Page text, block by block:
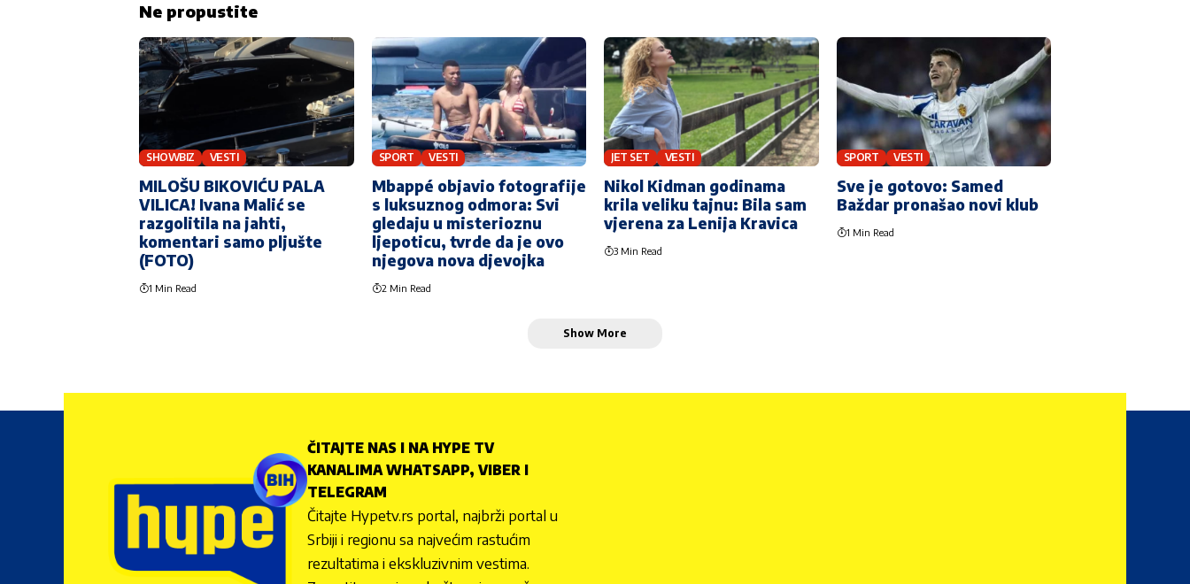
Ne propustite
SHOWBIZ VESTI
MILOŠU BIKOVIĆU PALA
VILICA! Ivana Malić se
razgolitila na jahti,
komentari samo pljušte
(FOTO)
1 Min Read
SPORT VESTI
Mbappé objavio fotografije
s luksuznog odmora: Svi
gledaju u misterioznu
ljepoticu, tvrde da je ovo
njegova nova djevojka
2 Min Read
JET SET VESTI
Nikol Kidman godinama
krila veliku tajnu: Bila sam
vjerena za Lenija Kravica
3 Min Read
SPORT VESTI
Sve je gotovo: Samed
Baždar pronašao novi klub
1 Min Read
Show More
ČITAJTE NAS I NA HYPE TV
KANALIMA WHATSAPP, VIBER I
TELEGRAM
Čitajte Hypetv.rs portal, najbrži portal u
Srbiji i regionu sa najvećim rastućim
rezultatima i ekskluzivnim vestima.